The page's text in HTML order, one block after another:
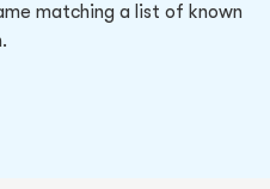
matching a list of known